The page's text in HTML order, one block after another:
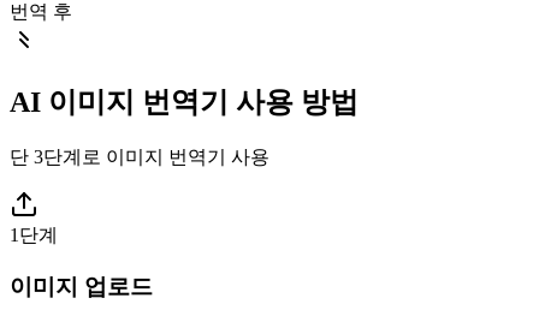
번역 후
AI 이미지 번역기 사용 방법
단 3단계로 이미지 번역기 사용
1단계
이미지 업로드